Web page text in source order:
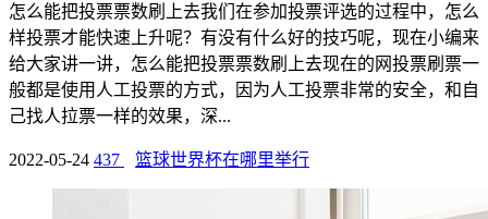
怎么能把投票票数刷上去我们在参加投票评选的过程中，怎么
样投票才能快速上升呢？有没有什么好的技巧呢，现在小编来
给大家讲一讲，怎么能把投票票数刷上去现在的网投票刷票一
般都是使用人工投票的方式，因为人工投票非常的安全，和自
己找人拉票一样的效果，深...
2022-05-24 437 篮球世界杯在哪里举行